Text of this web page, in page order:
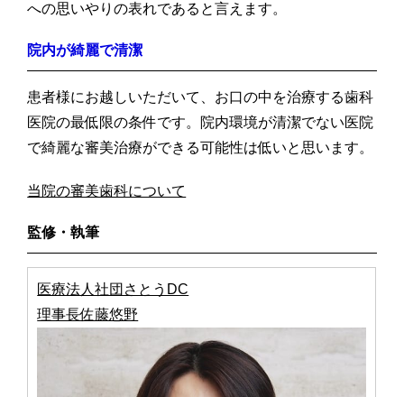
への思いやりの表れであると言えます。
院内が綺麗で清潔
患者様にお越しいただいて、お口の中を治療する歯科
医院の最低限の条件です。院内環境が清潔でない医院
で綺麗な審美治療ができる可能性は低いと思います。
当院の審美歯科について
監修・執筆
医療法人社団さとうDC
理事長佐藤悠野